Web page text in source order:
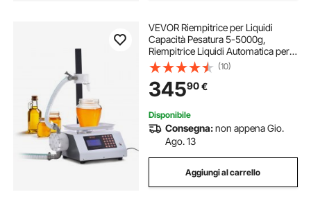
VEVOR Riempitrice per Liquidi
Capacità Pesatura 5-5000g,
Riempitrice Liquidi Automatica per
Bottiglie Controllo Digitale,
Riempitrice da Banco con Pompa
Peristaltica Liquido ad alta Viscosità
(10)
34590€
Disponibile
Consegna:non appena Gio.
Ago. 13
Aggiungi al carrello